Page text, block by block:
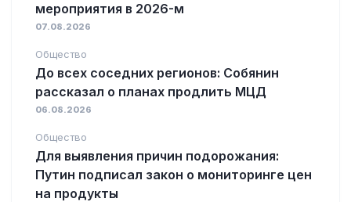
мероприятия в 2026-м
07.08.2026
Общество
До всех соседних регионов: Собянин
рассказал о планах продлить МЦД
06.08.2026
Общество
Для выявления причин подорожания:
Путин подписал закон о мониторинге цен
на продукты